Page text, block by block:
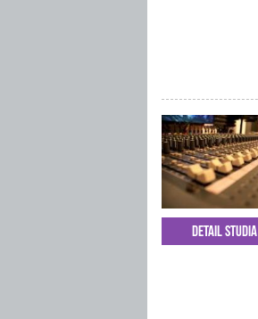
Detail studia